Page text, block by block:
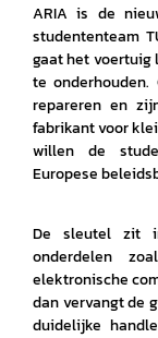
ARIA is de
studententeam
gaat het voertuig
te
repareren en
fabrikant voor
willen de
Europese
De sleutel zit
onderdelen
elektronische
dan vervangt de
duidelijke